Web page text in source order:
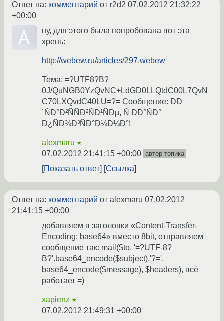
Ответ на: комментарий от r2d2 07.02.2012 21:32:22
+00:00
ну, для этого была попробована вот эта
хрень:
http://webew.ru/articles/297.webew
Тема: =?UTF8?B?
0J/QuNGB0YzQvNC+LdGD0LLQtdC00L7QvN
C70LXQvdC40LU=?= Сообщение: ÐÐ
´ÑÐ°Ð²ÑÑÐ²ÑÐ¹ÑÐµ, Ñ ÐÐ°ÑÐ°
Ð¿ÑÐ¾Ð³ÑÐ°Ð¼Ð¼Ð°!
alexmaru ★
07.02.2012 21:41:15 +00:00 автор топика
Показать ответ Ссылка
Ответ на: комментарий от alexmaru 07.02.2012
21:41:15 +00:00
добавляем в заголовки «Content-Transfer-
Encoding: base64» вместо 8bit, отправляем
сообщение так: mail($to, '=?UTF-8?
B?'.base64_encode($subject).'?=',
base64_encode($message), $headers), всё
работает =)
xapienz ★
07.02.2012 21:49:31 +00:00